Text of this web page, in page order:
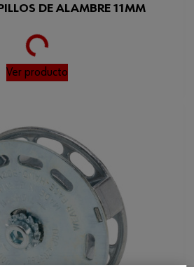
DE ALAMBRE 11MM
Loading...
Ver producto